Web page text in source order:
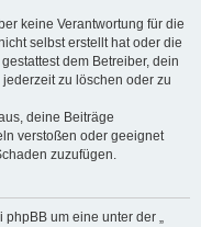
keine Verantwortung für die
selbst erstellt hat oder die
dem Betreiber, dein
zu löschen oder zu
deine Beiträge
verstoßen oder geeignet
zuzufügen.
phpBB um eine unter der „